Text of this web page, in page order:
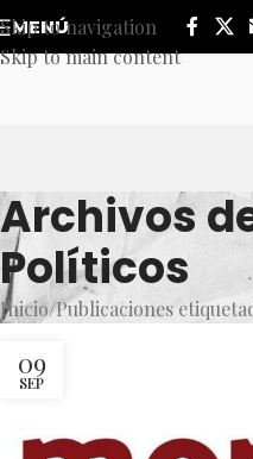
Skip to navigation
Skip to main content
MENÚ
Archivos
Políticos
Inicio Publicaciones
09
SEP